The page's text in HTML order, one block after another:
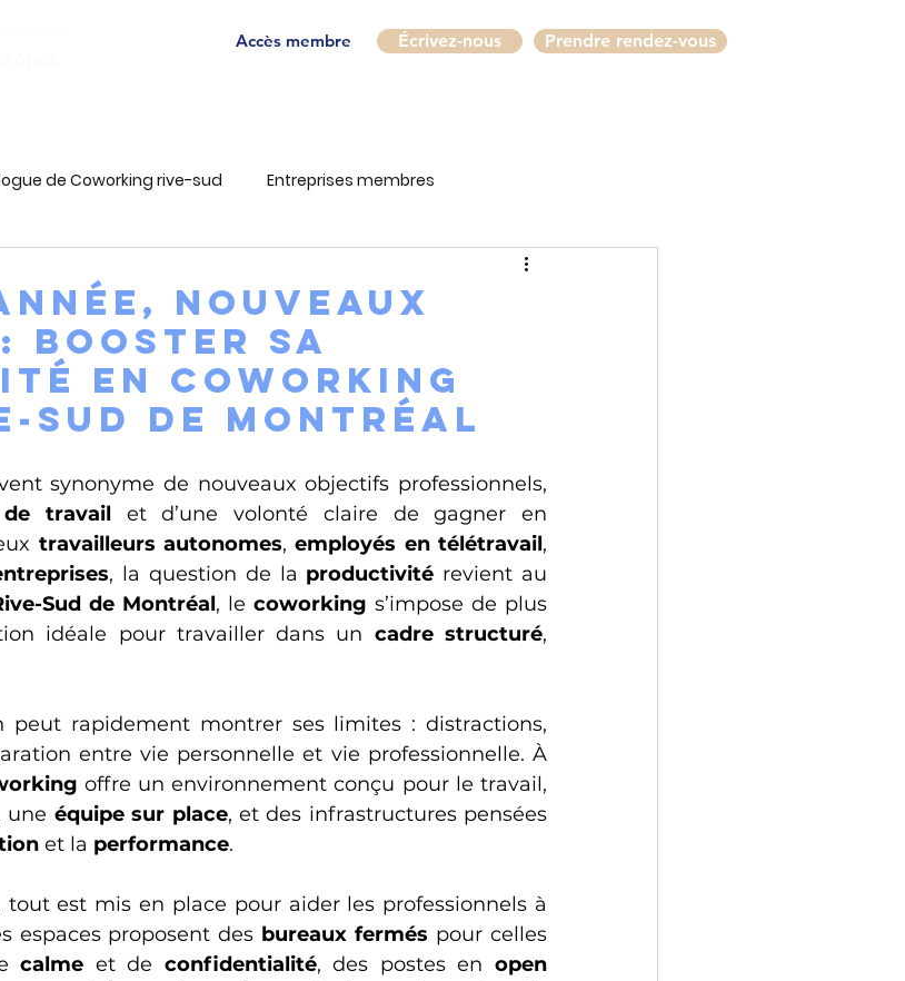
Accès membre Écrivez-nous Prendre rendez-vous
de Coworking rive-sud Entreprises membres
NOUVEAUX
: booster sa
en coworking
Sud de Montréal
synonyme de nouveaux objectifs professionnels,
travail
travailleurs autonomes, employés en télétravail
, la question de la productivité revient au
Sud de Montréal, le coworking s’impose de plus
idéale pour travailler dans un cadre structuré
peut rapidement montrer ses limites : distractions,
entre vie personnelle et vie professionnelle. À
offre un environnement conçu pour le travail,
une équipe sur place, et des infrastructures pensées
et la performance.
tout est mis en place pour aider les professionnels à
espaces proposent des bureaux fermés pour celles
calme et de confidentialité, des postes en open